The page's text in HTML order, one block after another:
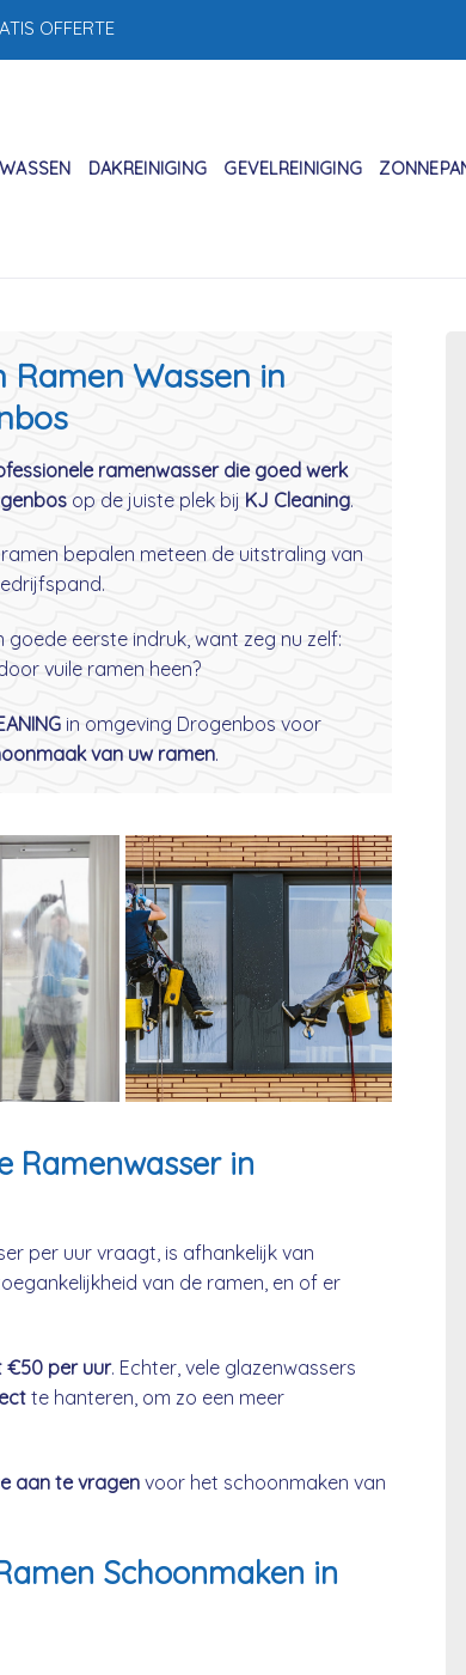
OFFERTE
DAKREINIGING GEVELREINIGING
Ramen Wassen in
ramenwasser die goed werk
op de juiste plek bij KJ Cleaning.
bepalen meteen de uitstraling van
eerste indruk, want zeg nu zelf:
vuile ramen heen?
in omgeving Drogenbos voor
van uw ramen.
Ramenwasser in
per uur vraagt, is afhankelijk van
van de ramen, en of er
€50 per uur. Echter, vele glazenwassers
te hanteren, om zo een meer
aan te vragen voor het schoonmaken van
Schoonmaken in